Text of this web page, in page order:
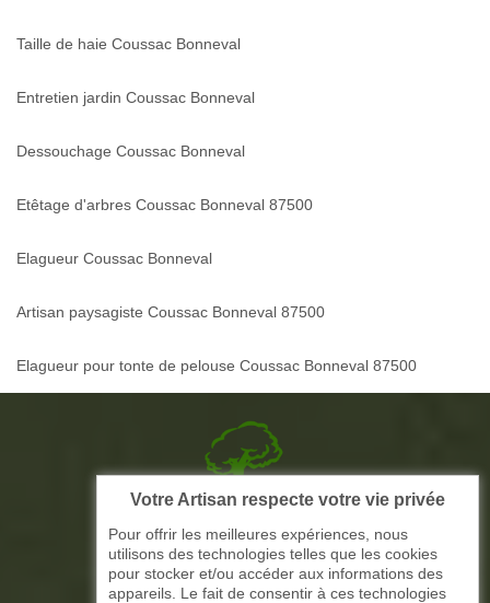
Taille de haie Coussac Bonneval
Entretien jardin Coussac Bonneval
Dessouchage Coussac Bonneval
Etêtage d'arbres Coussac Bonneval 87500
Elagueur Coussac Bonneval
Artisan paysagiste Coussac Bonneval 87500
Elagueur pour tonte de pelouse Coussac Bonneval 87500
Picque elagage 87
ARTISAN ELAGAGE ET PAYSAGISTE
Votre Artisan respecte votre vie privée
Pour offrir les meilleures expériences, nous
utilisons des technologies telles que les cookies
pour stocker et/ou accéder aux informations des
appareils. Le fait de consentir à ces technologies